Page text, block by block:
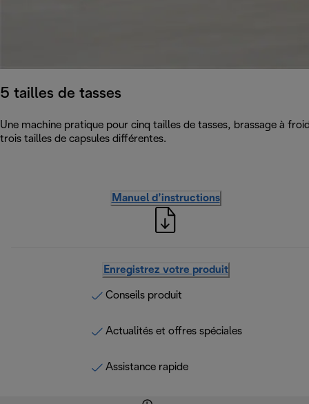
5 tailles de tasses
Une machine pratique pour cinq tailles de tasses, brassage à
trois tailles de capsules différentes.
Manuel d’instructions
Enregistrez votre produit
Conseils produit
Actualités et offres spéciales
Assistance rapide